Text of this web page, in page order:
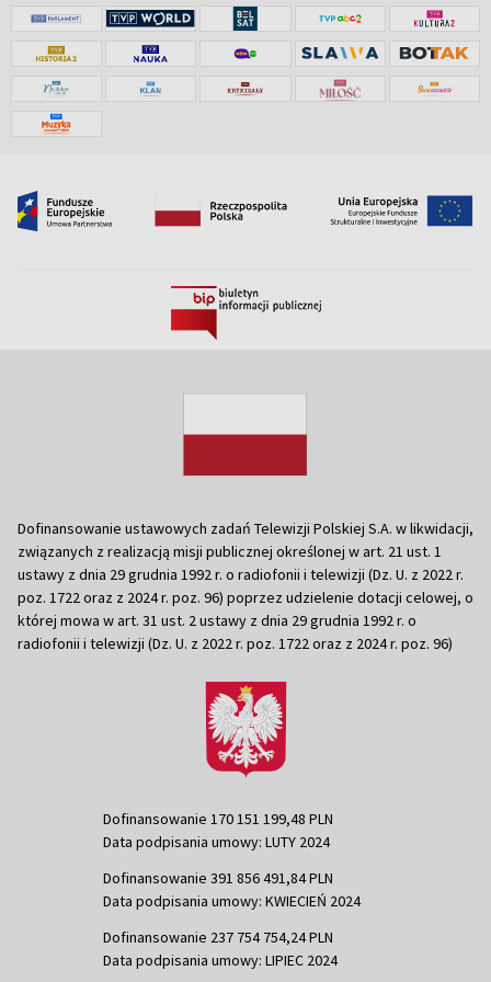
Dofinansowanie ustawowych zadań Telewizji Polskiej S.A. w likwidacji,
związanych z realizacją misji publicznej określonej w art. 21 ust. 1
ustawy z dnia 29 grudnia 1992 r. o radiofonii i telewizji (Dz. U. z 2022 r.
poz. 1722 oraz z 2024 r. poz. 96) poprzez udzielenie dotacji celowej, o
której mowa w art. 31 ust. 2 ustawy z dnia 29 grudnia 1992 r. o
radiofonii i telewizji (Dz. U. z 2022 r. poz. 1722 oraz z 2024 r. poz. 96)
Dofinansowanie 170 151 199,48 PLN
Data podpisania umowy: LUTY 2024
Dofinansowanie 391 856 491,84 PLN
Data podpisania umowy: KWIECIEŃ 2024
Dofinansowanie 237 754 754,24 PLN
Data podpisania umowy: LIPIEC 2024